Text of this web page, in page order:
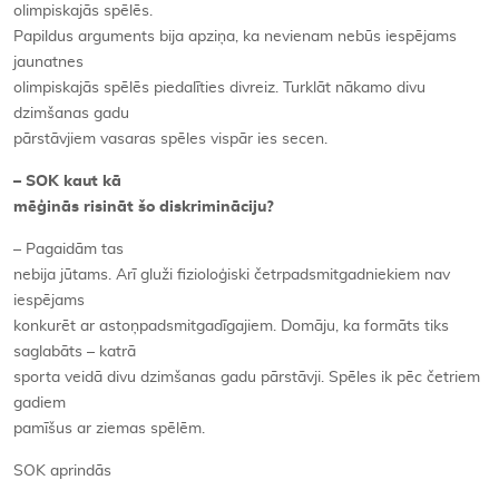
olimpiskajās spēlēs.
Papildus arguments bija apziņa, ka nevienam nebūs iespējams
jaunatnes
olimpiskajās spēlēs piedalīties divreiz. Turklāt nākamo divu
dzimšanas gadu
pārstāvjiem vasaras spēles vispār ies secen.
– SOK kaut kā
mēģinās risināt šo diskrimināciju?
– Pagaidām tas
nebija jūtams. Arī gluži fizioloģiski četrpadsmitgadniekiem nav
iespējams
konkurēt ar astoņpadsmitgadīgajiem. Domāju, ka formāts tiks
saglabāts – katrā
sporta veidā divu dzimšanas gadu pārstāvji. Spēles ik pēc četriem
gadiem
pamīšus ar ziemas spēlēm.
SOK aprindās